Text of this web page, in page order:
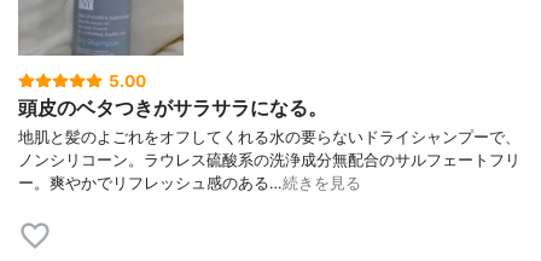
5.00
頭皮のベタつきがサラサラになる。
地肌と髪のよごれをオフしてくれる水の要らないドライシャンプーで、
ノンシリコーン。ラウレス硫酸系の洗浄成分無配合のサルフェートフリ
ー。爽やかでリフレッシュ感のある…続きを見る